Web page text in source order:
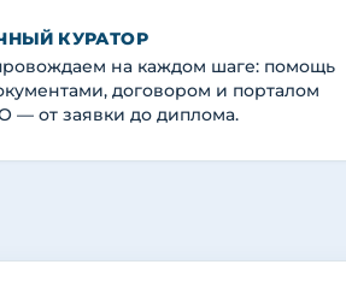
КУРАТОР
на каждом шаге: помощь
договором и порталом
— от заявки до диплома.